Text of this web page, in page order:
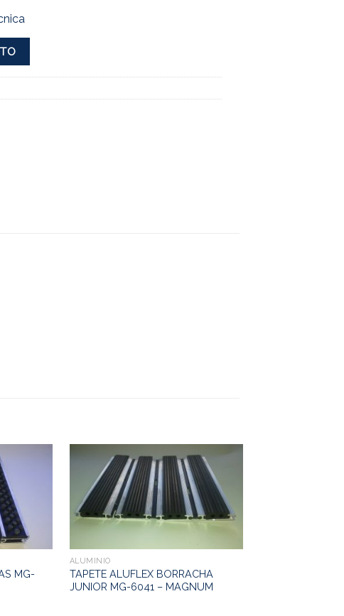
MG-
ALUMINIO
TAPETE ALUFLEX BORRACHA
JUNIOR MG-6041 – MAGNUM